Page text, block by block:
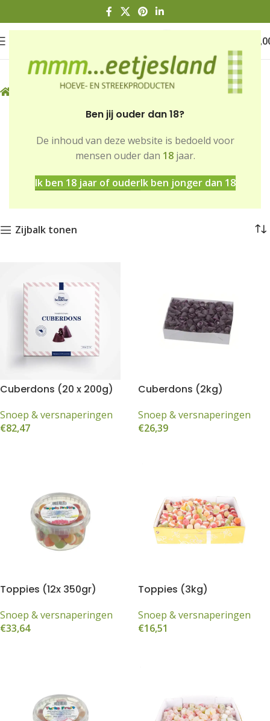
Ben jij ouder dan 18?
De inhoud van deze website is bedoeld voor
mensen ouder dan 18jaar.
Ik ben 18 jaar of ouderIk ben jonger dan 18
Winkel Snoep & versnaperingen
Snoep &
versnaperingen
Zijbalk tonen
Cuberdons (20 x 200g)
Snoep & versnaperingen
€82,47
Cuberdons (2kg)
Snoep & versnaperingen
€26,39
Toppies (12x 350gr)
Snoep & versnaperingen
€33,64
Toppies (3kg)
Snoep & versnaperingen
€16,51